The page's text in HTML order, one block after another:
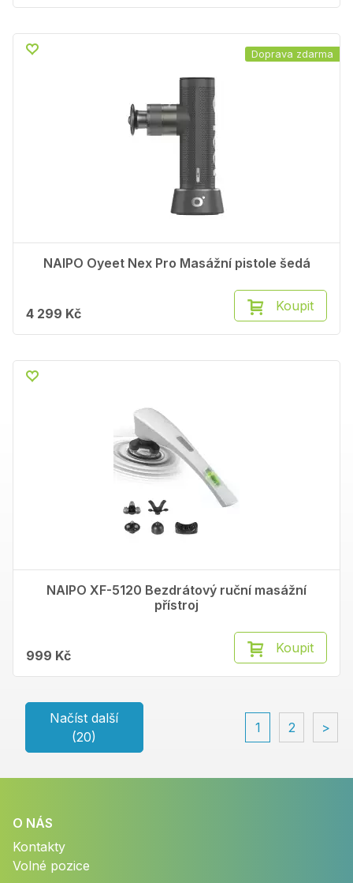
NAIPO Oyeet Nex Pro Masážní pistole šedá
4 299 Kč Koupit
Doprava zdarma
NAIPO XF-5120 Bezdrátový ruční masážní
přístroj
999 Kč Koupit
Načíst další
(20)
1 2 >
O NÁS
Kontakty
Volné pozice